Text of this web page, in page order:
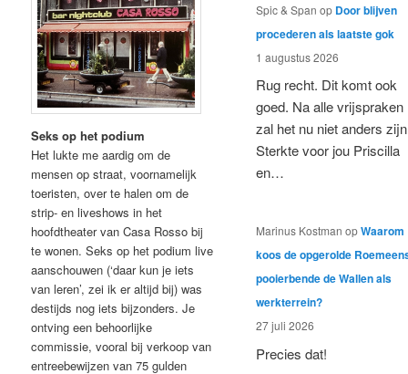
Seks op het podium
Het lukte me aardig om de
mensen op straat, voornamelijk
toeristen, over te halen om de
strip- en liveshows in het
hoofdtheater van Casa Rosso bij
te wonen. Seks op het podium live
aanschouwen (‘daar kun je iets
van leren’, zei ik er altijd bij) was
destijds nog iets bijzonders. Je
ontving een behoorlijke
commissie, vooral bij verkoop van
entreebewijzen van 75 gulden
Spic & Span op Door blijven
procederen als laatste gok
1 augustus 2026
Rug recht. Dit komt ook
goed. Na alle vrijspraken
zal het nu niet anders
Sterkte voor jou Priscilla
en…
Marinus Kostman opWaarom
koos de opgerolde
pooierbende de Wallen als
werkterrein?
27 juli 2026
Precies dat!